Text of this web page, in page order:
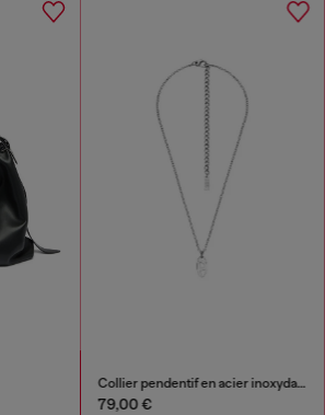
Collier pendentif en acier inoxydable
79,00 €